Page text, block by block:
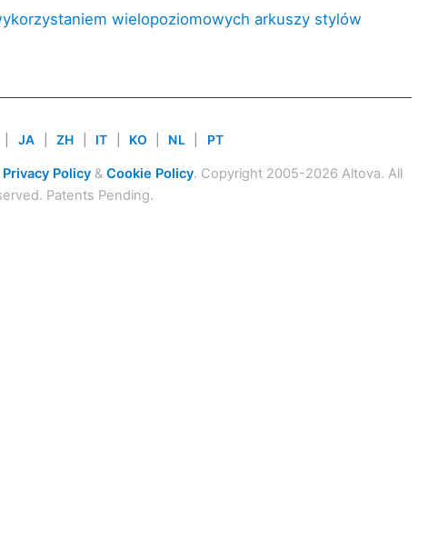
wielopoziomowych arkuszy stylów
JA ZH IT KO NL PT
Privacy Policy& Cookie Policy. Copyright 2005-2026 Altova. All
Patents Pending.